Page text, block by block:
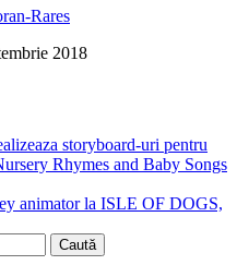
Rares
2018
storyboard-uri pentru
Rhymes and Baby Songs
animator la ISLE OF DOGS,